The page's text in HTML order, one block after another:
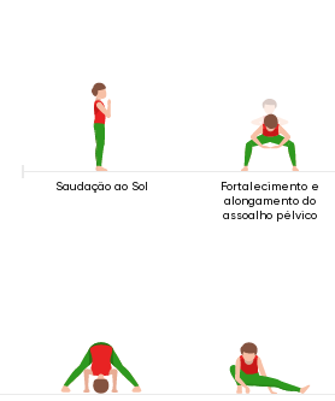
Saudação ao Sol
Fortalecimento e
alongamento do
assoalho pélvico